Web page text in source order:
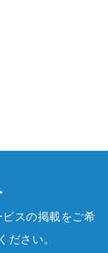
スの掲載をご希
ださい。